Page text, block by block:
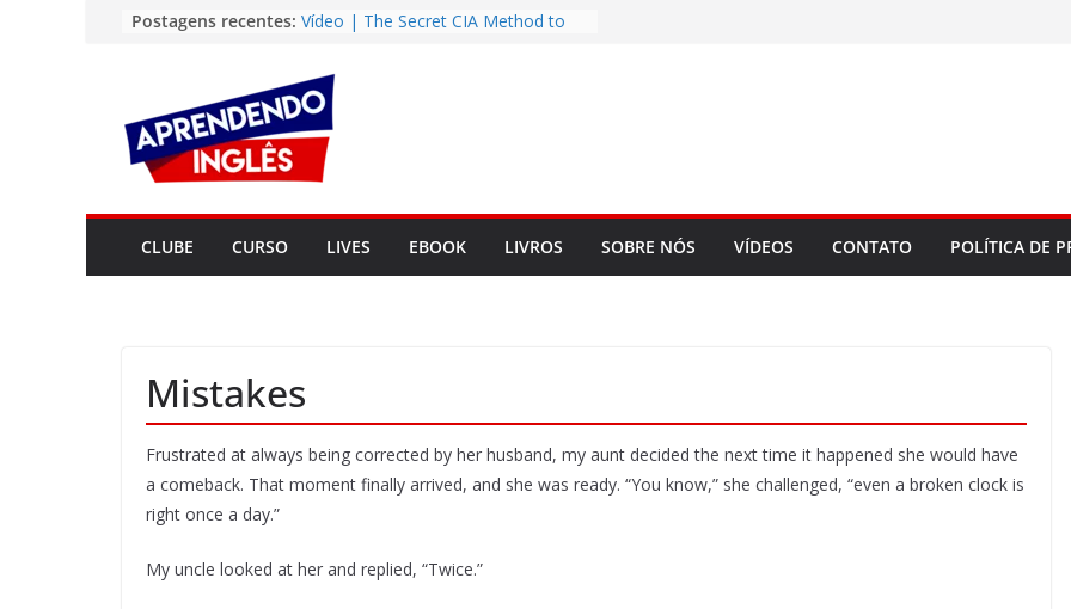
conteúdo
Postagens recentes: Vídeo | The Secret CIA Method to
Vídeo | How I m using NotebookLM
to power up my language learning
Vídeo | Do imaginary friends make
you smarter?
Story | Brasília: The City That Rose
from the Wilderness
Easy English Song | Somewhere
Over the Rainbow (Israel
Kamakawiwo’ole)
CLUBE CURSO LIVES EBOOK LIVROS SOBRE NÓS VÍDEOS CONTATO POLÍTICA DE
Mistakes
Frustrated at always being corrected by her husband, my aunt decided the next time it happened she would have
a comeback. That moment finally arrived, and she was ready. “You know,” she challenged, “even a broken clock is
right once a day.”
My uncle looked at her and replied, “Twice.”